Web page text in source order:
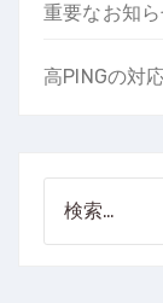
重要なお知
高PINGの対